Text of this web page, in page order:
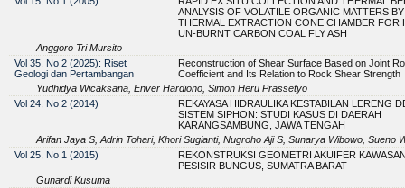
ANALYSIS OF VOLATILE ORGANIC MATTERS BY
THERMAL EXTRACTION CONE CHAMBER FOR
UN-BURNT CARBON COAL FLY ASH
Anggoro Tri Mursito
Vol 35, No 2 (2025): Riset
Geologi dan Pertambangan
Reconstruction of Shear Surface Based on Joint
Coefficient and Its Relation to Rock Shear Strength
Yudhidya Wicaksana, Enver Hardiono, Simon Heru Prassetyo
Vol 24, No 2 (2014)
REKAYASA HIDRAULIKA KESTABILAN LERENG
SISTEM SIPHON: STUDI KASUS DI DAERAH
KARANGSAMBUNG, JAWA TENGAH
Arifan Jaya S, Adrin Tohari, Khori Sugianti, Nugroho Aji S, Sunarya Wibowo, Sueno
Vol 25, No 1 (2015)
REKONSTRUKSI GEOMETRI AKUIFER
PESISIR BUNGUS, SUMATRA BARAT
Gunardi Kusuma